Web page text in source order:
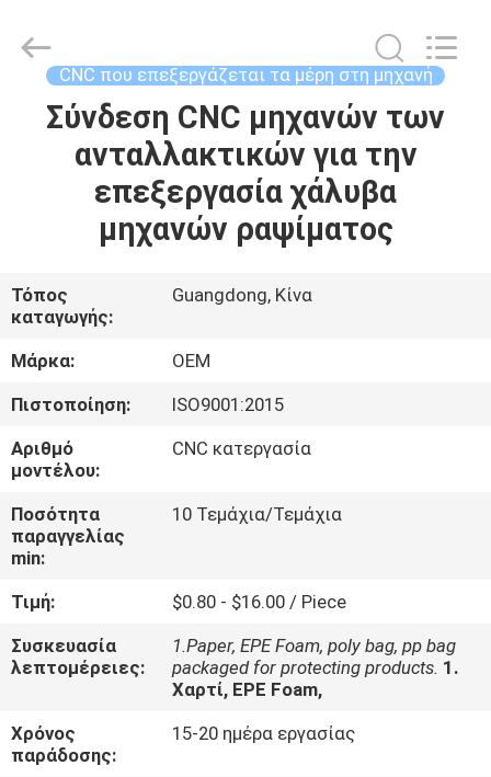
ΣΠΊΤΙ
ΠΡΟΪΌΝΤΑ
ΣΧΕΤΙΚΆ
ΜΕ
ΕΜΆΣ
ΕΠΙΣΚΈΨΕΙΣ
ΣΤΟ
ΕΡΓΟΣΤΆΣΙΟ
ΈΛΕΓΧΟΣ
ΠΟΙΌΤΗΤΑΣ
ΕΠΙΚΟΙΝΩΝΉΣΤΕ
ΜΑΖΊ
ΜΑΣ
Tuofa
Technology
Reserved.
CNC που επεξεργάζεται τα μέρη στη μηχανή
Σύνδεση CNC μηχανών των
ανταλλακτικών για την
επεξεργασία χάλυβα
μηχανών ραψίματος
Τόπος
καταγωγής:
Guangdong, Κίνα
Μάρκα:
OEM
Πιστοποίηση:
ISO9001:2015
Αριθμό
μοντέλου:
CNC κατεργασία
Ποσότητα
παραγγελίας
min:
10 Τεμάχια/Τεμάχια
Τιμή:
$0.80 - $16.00 / Piece
Συσκευασία
λεπτομέρειες:
1.Paper, EPE Foam, poly bag, pp bag
packaged for protecting products. 1.
Χαρτί, EPE Foam,
Χρόνος
παράδοσης:
15-20 ημέρα εργασίας